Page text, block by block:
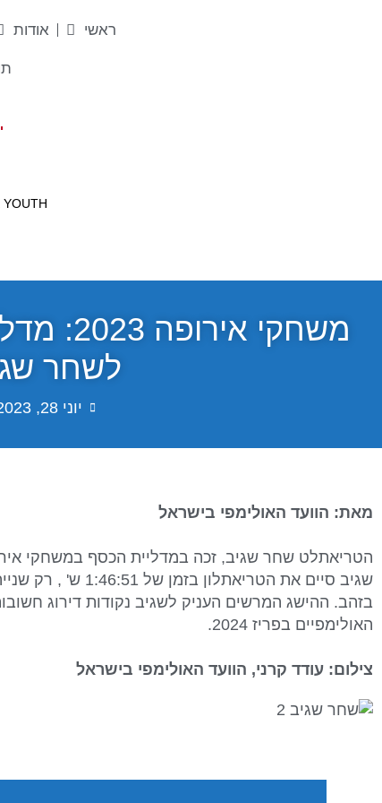
ראשי אודות
משחקי
לשחר
יוני 28, 2023
מאת: הוועד האולימפי בישראל
הטריאתלט שחר שגיב, זכה במדליית הכסף במשחקי אירופה 2023 המתקיימים
שגיב סיים את
בזהב. ההישג המרשים העניק לשגיב נקודות דירוג
האולימפיים בפריז 2024.
צילום: עודד קרני, הוועד האולימפי בישראל